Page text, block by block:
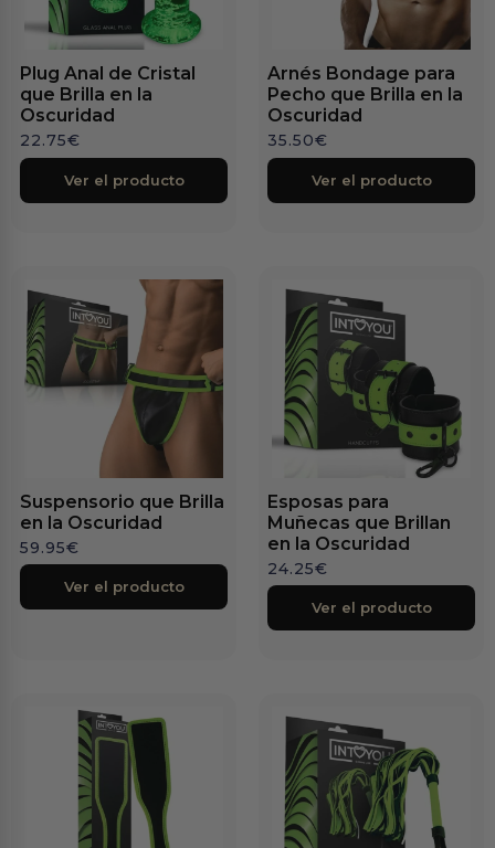
Plug Anal de Cristal
que Brilla en la
Oscuridad
22.75€
Ver el producto
Arnés Bondage para
Pecho que Brilla en la
Oscuridad
35.50€
Ver el producto
Suspensorio que Brilla
en la Oscuridad
59.95€
Ver el producto
Esposas para
Muñecas que Brillan
en la Oscuridad
24.25€
Ver el producto